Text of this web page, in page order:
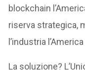
blockchain
riserva strategica,
l’industria
La soluzione?